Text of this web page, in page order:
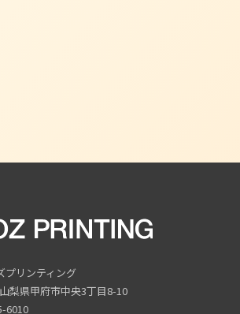
プリンティング
梨県甲府市中央3丁目8-10
6010